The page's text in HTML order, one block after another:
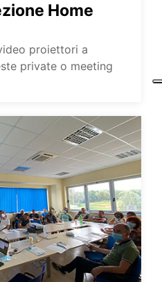
Home
proiettori a
private o meeting